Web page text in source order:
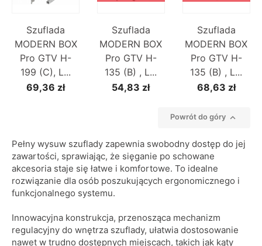
Szuflada
MODERN BOX
Pro GTV H-
199 (C), L...
69,36 zł
Szuflada
MODERN BOX
Pro GTV H-
135 (B) , L...
54,83 zł
Szuflada
MODERN BOX
Pro GTV H-
135 (B) , L...
68,63 zł
Powrót do góry 
Pełny wysuw szuflady zapewnia swobodny dostęp do jej
zawartości, sprawiając, że sięganie po schowane
akcesoria staje się łatwe i komfortowe. To idealne
rozwiązanie dla osób poszukujących ergonomicznego i
funkcjonalnego systemu.
Innowacyjna konstrukcja, przenosząca mechanizm
regulacyjny do wnętrza szuflady, ułatwia dostosowanie
nawet w trudno dostępnych miejscach, takich jak kąty